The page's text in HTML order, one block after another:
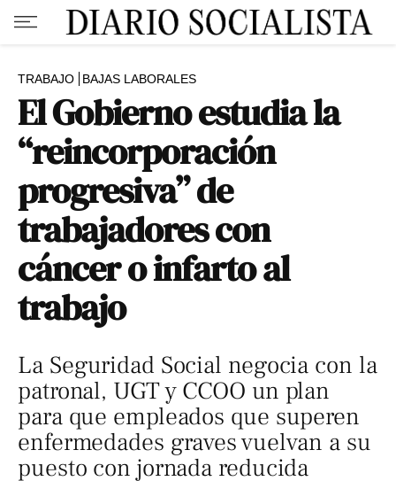
TRABAJO BAJAS LABORALES
El Gobierno estudia la
“reincorporación
progresiva” de
trabajadores con
cáncer o infarto al
trabajo
La Seguridad Social negocia con la
patronal, UGT y CCOO un plan
para que empleados que superen
enfermedades graves vuelvan a su
puesto con jornada reducida